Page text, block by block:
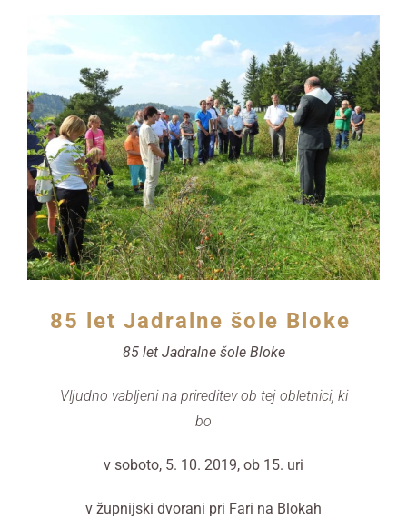
85 let Jadralne šole Bloke
85 let Jadralne šole Bloke
Vljudno vabljeni na prireditev ob tej obletnici, ki
bo
v soboto, 5. 10. 2019, ob 15. uri
v župnijski dvorani pri Fari na Blokah